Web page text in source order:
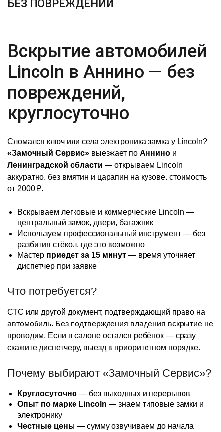
БЕЗ ПОВРЕЖДЕНИЙ
Вскрытие автомобилей
Lincoln в Аннино — без
повреждений,
круглосуточно
Сломался ключ или села электроника замка у Lincoln?
«Замочный Сервис» выезжает по Аннино и
Ленинградской области — открываем Lincoln
аккуратно, без вмятин и царапин на кузове, стоимость
от 2000 ₽.
Вскрываем легковые и коммерческие Lincoln —
центральный замок, двери, багажник
Используем профессиональный инструмент — без
разбития стёкол, где это возможно
Мастер приедет за 15 минут — время уточняет
диспетчер при заявке
Что потребуется?
СТС или другой документ, подтверждающий право на
автомобиль. Без подтверждения владения вскрытие не
проводим. Если в салоне остался ребёнок — сразу
скажите диспетчеру, выезд в приоритетном порядке.
Почему выбирают «Замочный Сервис»?
Круглосуточно — без выходных и перерывов
Опыт по марке Lincoln — знаем типовые замки и
электронику
Честные цены — сумму озвучиваем до начала